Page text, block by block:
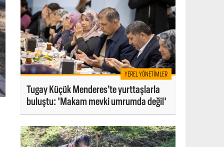
YEREL YÖNETIMLER
Tugay Küçük Menderes’te yurttaşlarla
buluştu: 'Makam mevki umrumda değil'